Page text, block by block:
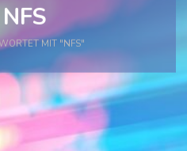
NFS
MIT "NFS"